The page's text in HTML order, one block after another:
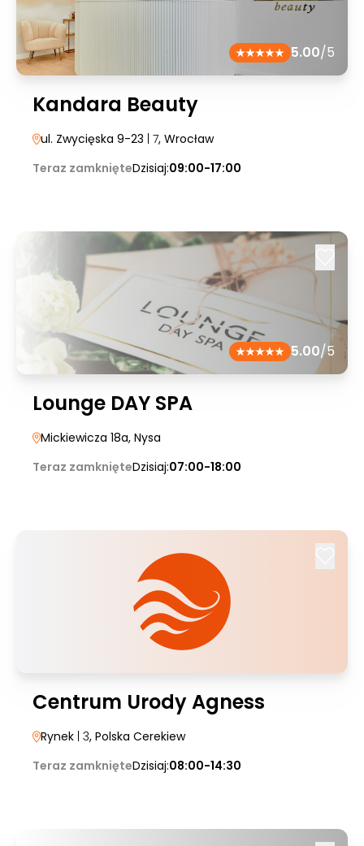
5.00/5
Kandara Beauty
ul. Zwycięska 9-23 | 7, Wrocław
Teraz zamknięteDzisiaj:09:00-17:00
5.00/5
Lounge DAY SPA
Mickiewicza 18a, Nysa
Teraz zamknięteDzisiaj:07:00-18:00
Centrum Urody Agness
Rynek | 3, Polska Cerekiew
Teraz zamknięteDzisiaj:08:00-14:30